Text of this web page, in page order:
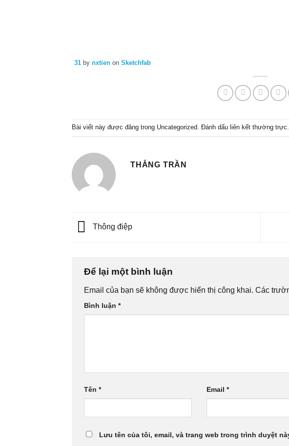
31 by nxtien on Sketchfab
Bài viết này được đăng trong Uncategorized. Đánh dấu liên kết thường trực.
THẮNG TRẦN
Thông điệp
Để lại một bình luận
Email của bạn sẽ không được hiển thị công khai. Các
Bình luận *
Tên * Email *
Lưu tên của tôi, email, và trang web trong trình duyệt